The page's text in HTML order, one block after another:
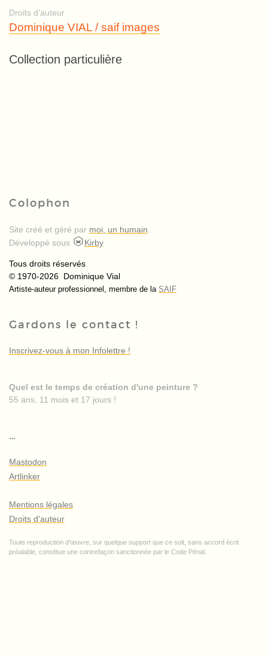
Droits d'auteur
Dominique VIAL / saif images
Collection particulière
Colophon
Site créé et géré par moi, un humain
Développé sous
Kirby.
Tous droits réservés
© 1970-2026 Dominique Vial
Artiste-auteur professionnel, membre de la SAIF
Gardons le contact !
Inscrivez-vous à mon Infolettre !
Quel est le temps de création d'une peinture ?
55 ans, 11 mois et 17 jours !
…
Mastodon
Artlinker
Mentions légales
Droits d'auteur
Toute reproduction d'œuvre, sur quelque support que ce soit, sans accord écrit
préalable, constitue une contrefaçon sanctionnée par le Code Pénal.